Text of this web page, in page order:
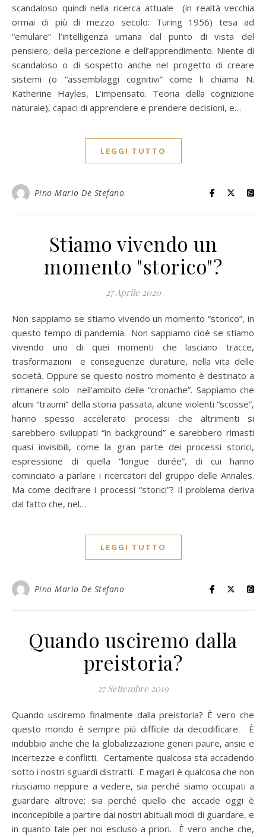
scandaloso quindi nella ricerca attuale (in realtà vecchia
ormai di più di mezzo secolo: Turing 1956) tesa ad
“emulare” l’intelligenza umana dal punto di vista del
pensiero, della percezione e dell’apprendimento. Niente di
scandaloso o di sospetto anche nel progetto di creare
sistemi (o “assemblaggi cognitivi” come li chiama N.
Katherine Hayles, L’impensato. Teoria della cognizione
naturale), capaci di apprendere e prendere decisioni, e…
LEGGI TUTTO
Pino Mario De Stefano
Stiamo vivendo un
momento "storico"?
27 Aprile 2020
Non sappiamo se stiamo vivendo un momento “storico”, in
questo tempo di pandemia. Non sappiamo cioè se stiamo
vivendo uno di quei momenti che lasciano tracce,
trasformazioni e conseguenze durature, nella vita delle
società. Oppure se questo nostro momento è destinato a
rimanere solo nell’ambito delle “cronache”. Sappiamo che
alcuni “traumi” della storia passata, alcune violenti “scosse”,
hanno spesso accelerato processi che altrimenti si
sarebbero sviluppati “in background” e sarebbero rimasti
quasi invisibili, come la gran parte dei processi storici,
espressione di quella “longue durée”, di cui hanno
cominciato a parlare i ricercatori del gruppo delle Annales.
Ma come decifrare i processi “storici”? Il problema deriva
dal fatto che, nel…
LEGGI TUTTO
Pino Mario De Stefano
Quando usciremo dalla
preistoria?
27 Settembre 2019
Quando usciremo finalmente dalla preistoria? È vero che
questo mondo è sempre più difficile da decodificare. È
indubbio anche che la globalizzazione generi paure, ansie e
incertezze e conflitti. Certamente qualcosa sta accadendo
sotto i nostri sguardi distratti. E magari è qualcosa che non
riusciamo neppure a vedere, sia perché siamo occupati a
guardare altrove; sia perché quello che accade oggi è
inconcepibile a partire dai nostri abituali modi di guardare, e
in quanto tale per noi escluso a priori. È vero anche che,